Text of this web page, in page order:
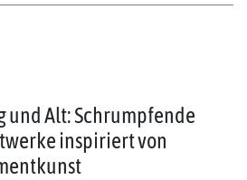
und Alt: Schrumpfende
inspiriert von